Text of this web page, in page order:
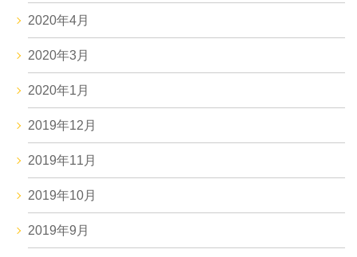
2020年4月
2020年3月
2020年1月
2019年12月
2019年11月
2019年10月
2019年9月